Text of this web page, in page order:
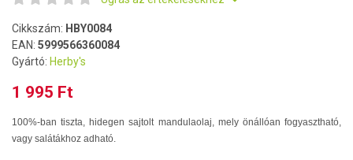
Cikkszám: HBY0084
EAN: 5999566360084
Gyártó: Herby's
1 995 Ft
100%-ban tiszta, hidegen sajtolt mandulaolaj, mely önállóan fogyasztható,
vagy salátákhoz adható.